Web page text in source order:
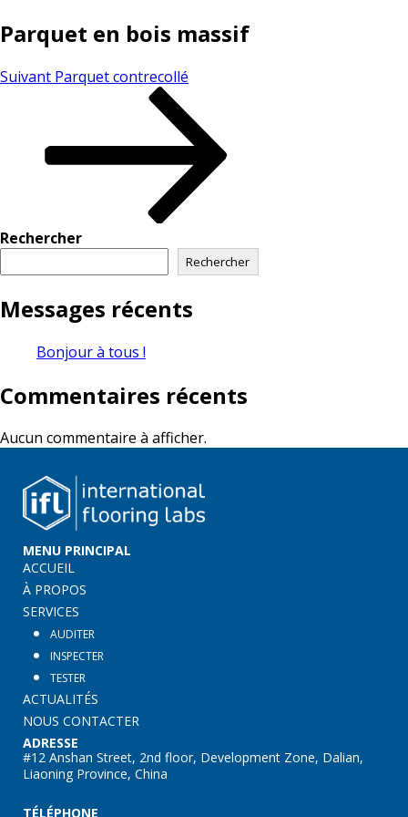
Parquet en bois massif
Suivant Parquet contrecollé
Rechercher
Rechercher
Messages récents
Bonjour à tous !
Commentaires récents
Aucun commentaire à afficher.
MENU PRINCIPAL
ACCUEIL
À PROPOS
SERVICES
AUDITER
INSPECTER
TESTER
ACTUALITÉS
NOUS CONTACTER
ADRESSE
#12 Anshan Street, 2nd floor, Development Zone, Dalian,
Liaoning Province, China
TÉLÉPHONE